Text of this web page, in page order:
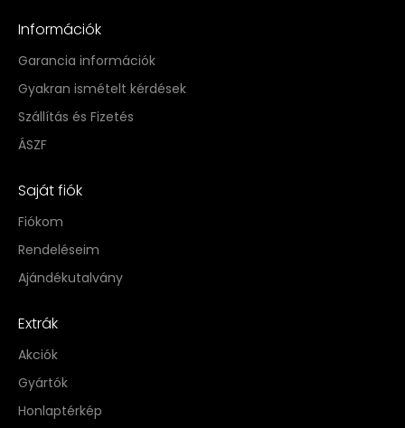
Információk
Garancia információk
Gyakran ismételt kérdések
Szállítás és Fizetés
ÁSZF
Saját fiók
Fiókom
Rendeléseim
Ajándékutalvány
Extrák
Akciók
Gyártók
Honlaptérkép